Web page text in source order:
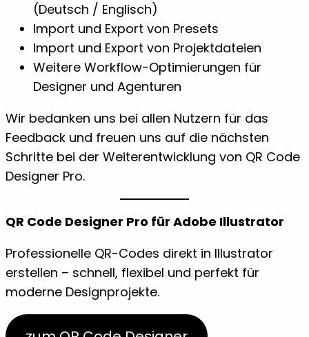
(Deutsch / Englisch)
Import und Export von Presets
Import und Export von Projektdateien
Weitere Workflow-Optimierungen für
Designer und Agenturen
Wir bedanken uns bei allen Nutzern für das
Feedback und freuen uns auf die nächsten
Schritte bei der Weiterentwicklung von QR Code
Designer Pro.
QR Code Designer Pro für Adobe Illustrator
Professionelle QR-Codes direkt in Illustrator
erstellen – schnell, flexibel und perfekt für
moderne Designprojekte.